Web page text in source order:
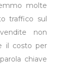
molte
traffico sul
non
il costo per
chiave